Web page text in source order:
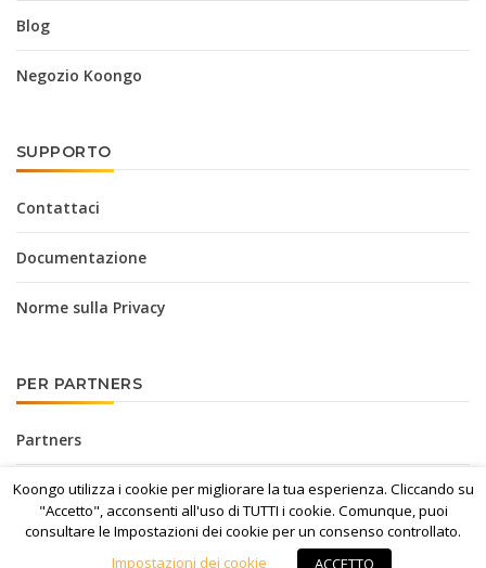
Blog
Negozio Koongo
SUPPORTO
Contattaci
Documentazione
Norme sulla Privacy
PER PARTNERS
Partners
Programma di affiliazione
Kit stampa
Koongo utilizza i cookie per migliorare la tua esperienza. Cliccando su
"Accetto", acconsenti all'uso di TUTTI i cookie. Comunque, puoi
consultare le Impostazioni dei cookie per un consenso controllato.
Impostazioni dei cookie
ACCETTO